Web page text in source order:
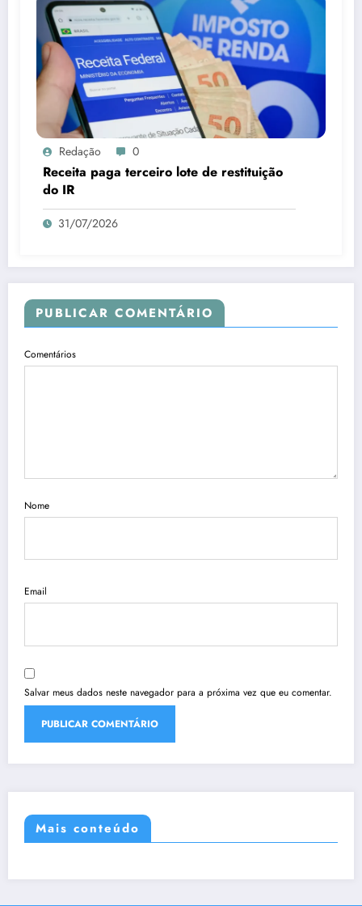
Redação 0
Receita paga terceiro lote de restituição
do IR
31/07/2026
PUBLICAR COMENTÁRIO
Comentários
Nome
Email
Salvar meus dados neste navegador para a próxima vez que eu comentar.
Mais conteúdo